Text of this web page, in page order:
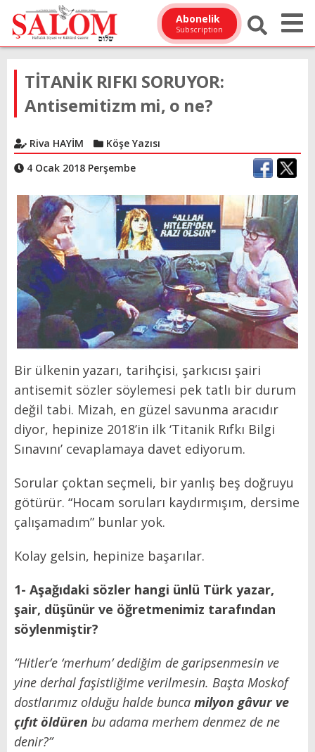
Abonelik
Subscription
TİTANİK RIFKI SORUYOR:
Antisemitizm mi, o ne?
Riva HAYİM
Köşe Yazısı
4 Ocak 2018 Perşembe
Bir ülkenin yazarı, tarihçisi, şarkıcısı şairi
antisemit sözler söylemesi pek tatlı bir durum
değil tabi. Mizah, en güzel savunma aracıdır
diyor, hepinize 2018’in ilk ‘Titanik Rıfkı Bilgi
Sınavını’ cevaplamaya davet ediyorum.
Sorular çoktan seçmeli, bir yanlış beş doğruyu
götürür. “Hocam soruları kaydırmışım, dersime
çalışamadım” bunlar yok.
Kolay gelsin, hepinize başarılar.
1- Aşağıdaki sözler hangi ünlü Türk yazar,
şair, düşünür ve öğretmenimiz tarafından
söylenmiştir?
“Hitler’e ‘merhum’ dediğim de garipsenmesin ve
yine derhal faşistliğime verilmesin. Başta Moskof
dostlarımız olduğu halde bunca milyon gâvur ve
çıfıt öldüren bu adama merhem denmez de ne
denir?”